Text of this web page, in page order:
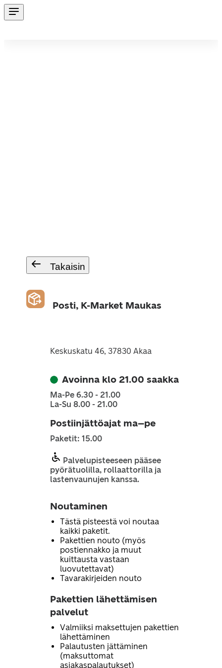
Takaisin
Posti, K-Market Maukas
Keskuskatu 46, 37830 Akaa
Avoinna klo 21.00 saakka
Ma-Pe 6.30 - 21.00
La-Su 8.00 - 21.00
Postiinjättöajat ma–pe
Paketit: 15.00
Palvelupisteeseen pääsee
pyörätuolilla, rollaattorilla ja
lastenvaunujen kanssa.
Noutaminen
Tästä pisteestä voi noutaa
kaikki paketit.
Pakettien nouto (myös
postiennakko ja muut
kuittausta vastaan
luovutettavat)
Tavarakirjeiden nouto
Pakettien lähettämisen
palvelut
Valmiiksi maksettujen pakettien
lähettäminen
Palautusten jättäminen
(maksuttomat
asiakaspalautukset)